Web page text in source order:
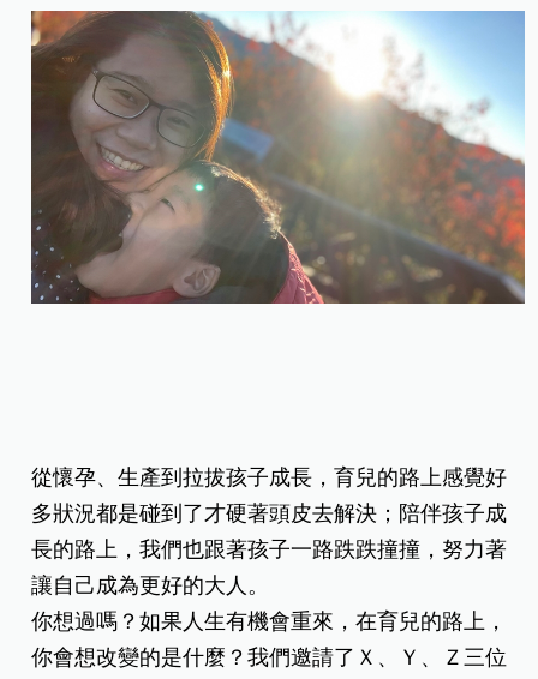
從懷孕、生產到拉拔孩子成長，育兒的路上感覺好
多狀況都是碰到了才硬著頭皮去解決；陪伴孩子成
長的路上，我們也跟著孩子一路跌跌撞撞，努力著
讓自己成為更好的大人。
你想過嗎？如果人生有機會重來，在育兒的路上，
你會想改變的是什麼？我們邀請了Ｘ、Ｙ、Ｚ三位